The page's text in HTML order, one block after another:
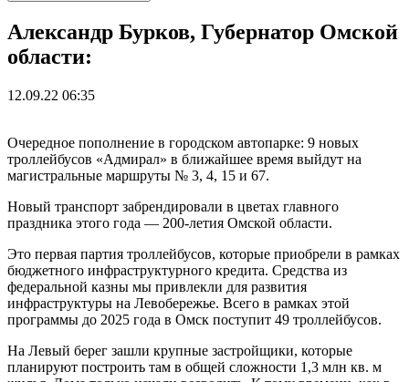
Александр Бурков, Губернатор Омской
области:
12.09.22 06:35
Очередное пополнение в городском автопарке: 9 новых
троллейбусов «Адмирал» в ближайшее время выйдут на
магистральные маршруты № 3, 4, 15 и 67.
Новый транспорт забрендировали в цветах главного
праздника этого года — 200-летия Омской области.
Это первая партия троллейбусов, которые приобрели в рамках
бюджетного инфраструктурного кредита. Средства из
федеральной казны мы привлекли для развития
инфраструктуры на Левобережье. Всего в рамках этой
программы до 2025 года в Омск поступит 49 троллейбусов.
На Левый берег зашли крупные застройщики, которые
планируют построить там в общей сложности 1,3 млн кв. м